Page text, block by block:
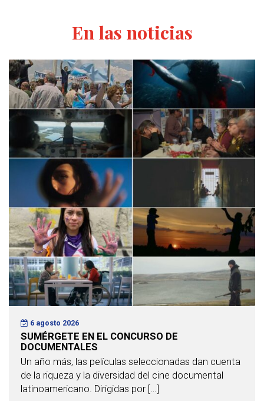
En las noticias
6 agosto 2026
SUMÉRGETE EN EL CONCURSO DE
DOCUMENTALES
Un año más, las películas seleccionadas dan cuenta
de la riqueza y la diversidad del cine documental
latinoamericano. Dirigidas por […]